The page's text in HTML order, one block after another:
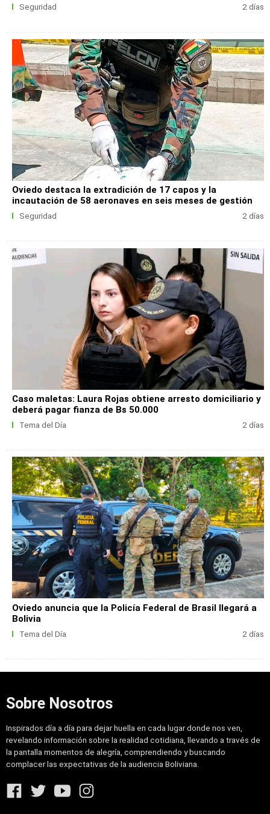
Seguridad 2 días
Oviedo destaca la extradición de 17 capos y la
incautación de 58 aeronaves en seis meses de gestión
Seguridad 2 días
Caso maletas: Laura Rojas obtiene arresto domiciliario y
deberá pagar fianza de Bs 50.000
Tema del Día 2 días
Oviedo anuncia que la Policía Federal de Brasil llegará a
Bolivia
Tema del Día 2 días
Sobre Nosotros
Inspirados día a día para dejar huella en cada lugar donde nos ven,
revelando información sobre la realidad cotidiana, llevando a través de
la pantalla momentos de alegría, comprendiendo y buscando
complacer las expectativas de la audiencia Boliviana.